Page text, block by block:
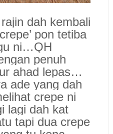
dah kembali
pon tetiba
ni…QH
penuh
ahad lepas…
ade yang dah
crepe ni
lagi dah kat
tapi dua crepe